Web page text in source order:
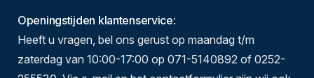
Openingstijden klantenservice:
Heeft u vragen, bel ons gerust op maandag t/m
zaterdag van 10:00-17:00 op 071-5140892 of 0252-